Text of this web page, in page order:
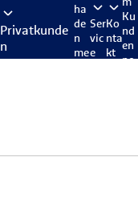
Privatkunde
n
ha
de
n
me
Ser
vic
e
Ko
nta
kt
Ku
nd
en
po